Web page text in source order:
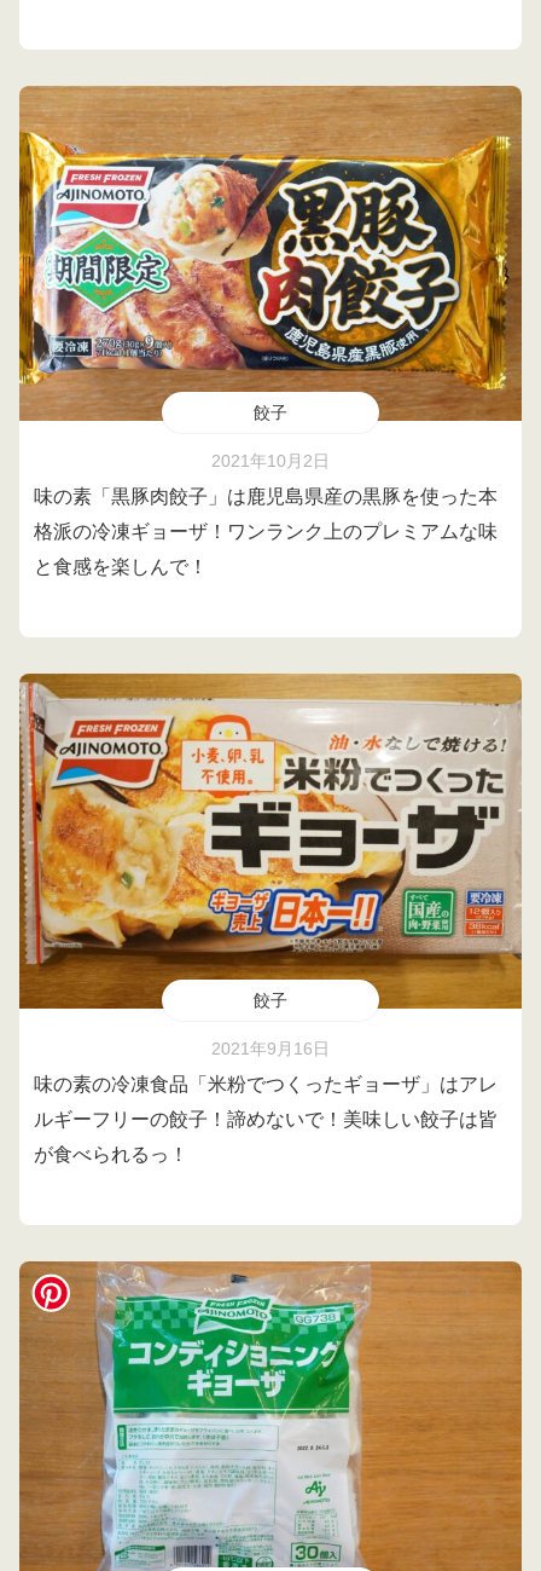
餃子
2021年10月2日
味の素「黒豚肉餃子」は鹿児島県産の黒豚を使った本
格派の冷凍ギョーザ！ワンランク上のプレミアムな味
と食感を楽しんで！
餃子
2021年9月16日
味の素の冷凍食品「米粉でつくったギョーザ」はアレ
ルギーフリーの餃子！諦めないで！美味しい餃子は皆
が食べられるっ！